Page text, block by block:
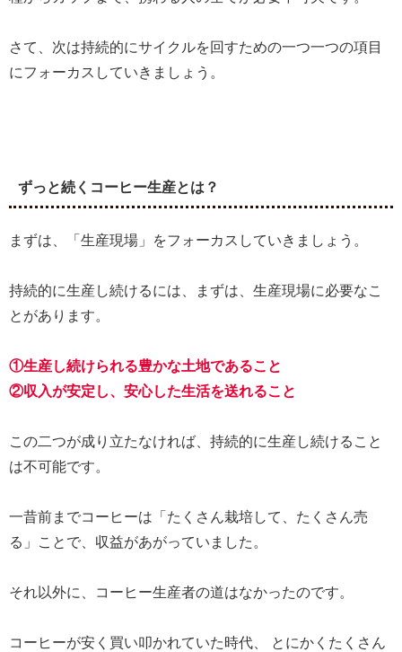
さて、次は持続的にサイクルを回すための一つ一つの項目
にフォーカスしていきましょう。
ずっと続くコーヒー生産とは？
まずは、「生産現場」をフォーカスしていきましょう。
持続的に生産し続けるには、まずは、生産現場に必要なこ
とがあります。
①生産し続けられる豊かな土地であること
②収入が安定し、安心した生活を送れること
この二つが成り立たなければ、持続的に生産し続けること
は不可能です。
一昔前までコーヒーは「たくさん栽培して、たくさん売
る」ことで、収益があがっていました。
それ以外に、コーヒー生産者の道はなかったのです。
コーヒーが安く買い叩かれていた時代、 とにかくたくさん